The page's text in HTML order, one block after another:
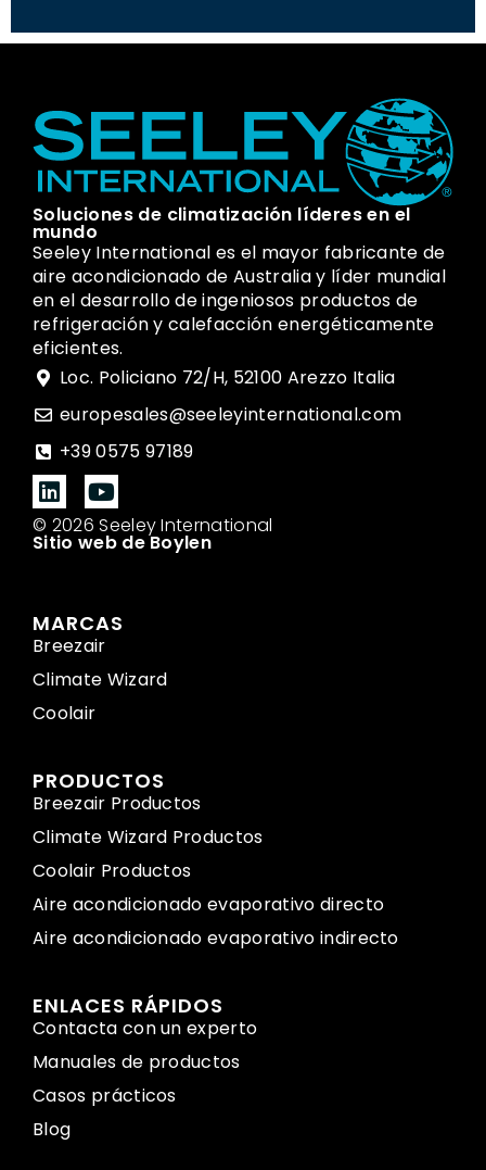
Soluciones de climatización líderes en el
mundo
Seeley International es el mayor fabricante de
aire acondicionado de Australia y líder mundial
en el desarrollo de ingeniosos productos de
refrigeración y calefacción energéticamente
eficientes.
Loc. Policiano 72/H, 52100 Arezzo Italia
europesales@seeleyinternational.com
+39 0575 97189
© 2026 Seeley International
Sitio web de Boylen
MARCAS
Breezair
Climate Wizard
Coolair
PRODUCTOS
Breezair Productos
Climate Wizard Productos
Coolair Productos
Aire acondicionado evaporativo directo
Aire acondicionado evaporativo indirecto
ENLACES RÁPIDOS
Contacta con un experto
Manuales de productos
Casos prácticos
Blog